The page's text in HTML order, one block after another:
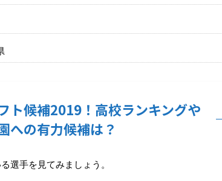
ト候補2019！高校ランキングや
への有力候補は？
選手を見てみましょう。